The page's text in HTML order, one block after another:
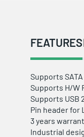
FEATURES
Supports
Supports H/W
Supports USB
Pin header for
3 years
Industrial